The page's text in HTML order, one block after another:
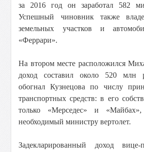
за 2016 год он заработал 582
Успешный чиновник также
земельных участков и
«Феррари».
На втором месте расположился
доход составил около 520 млн
обогнал Кузнецова по числу
транспортных средств: в его
только «Мерседес» и
необходимый министру вертолет.
Задекларированный доход